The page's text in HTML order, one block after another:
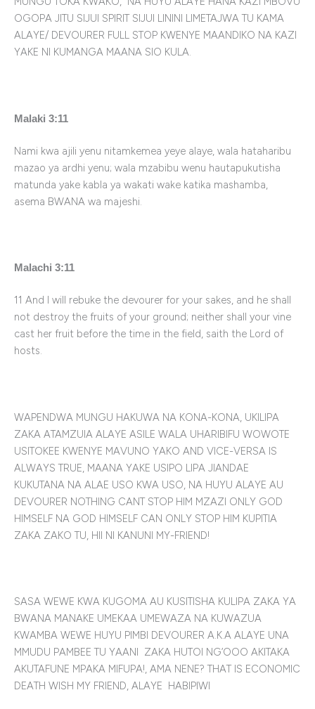
OGOPA JITU SIJUI SPIRIT SIJUI LININI LIMETAJWA TU KAMA
ALAYE/ DEVOURER FULL STOP KWENYE MAANDIKO NA KAZI
YAKE NI KUMANGA MAANA SIO KULA.
Malaki 3:11
Nami kwa ajili yenu nitamkemea yeye alaye, wala hataharibu
mazao ya ardhi yenu; wala mzabibu wenu hautapukutisha
matunda yake kabla ya wakati wake katika mashamba,
asema BWANA wa majeshi.
Malachi 3:11
11 And I will rebuke the devourer for your sakes, and he shall
not destroy the fruits of your ground; neither shall your vine
cast her fruit before the time in the field, saith the Lord of
hosts.
WAPENDWA MUNGU HAKUWA NA KONA-KONA, UKILIPA
ZAKA ATAMZUIA ALAYE ASILE WALA UHARIBIFU WOWOTE
USITOKEE KWENYE MAVUNO YAKO AND VICE-VERSA IS
ALWAYS TRUE, MAANA YAKE USIPO LIPA JIANDAE
KUKUTANA NA ALAE USO KWA USO, NA HUYU ALAYE AU
DEVOURER NOTHING CANT STOP HIM MZAZI ONLY GOD
HIMSELF NA GOD HIMSELF CAN ONLY STOP HIM KUPITIA
ZAKA ZAKO TU, HII NI KANUNI MY-FRIEND!
SASA WEWE KWA KUGOMA AU KUSITISHA KULIPA ZAKA YA
BWANA MANAKE UMEKAA UMEWAZA NA KUWAZUA
KWAMBA WEWE HUYU PIMBI DEVOURER A.K.A ALAYE UNA
MMUDU PAMBEE TU YAANI ZAKA HUTOI NG’OOO AKITAKA
AKUTAFUNE MPAKA MIFUPA!, AMA NENE? THAT IS ECONOMIC
DEATH WISH MY FRIEND, ALAYE HABIPIWI